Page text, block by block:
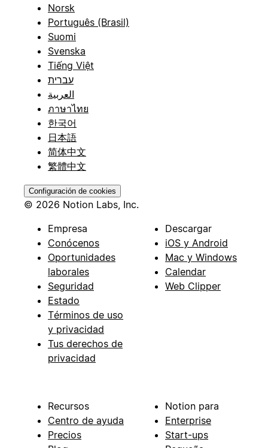
Norsk
Português (Brasil)
Suomi
Svenska
Tiếng Việt
עברית
العربية
ภาษาไทย
한국어
日本語
简体中文
繁體中文
Configuración de cookies
© 2026 Notion Labs, Inc.
Empresa
Conócenos
Oportunidades
laborales
Seguridad
Estado
Términos de uso
y privacidad
Tus derechos de
privacidad
Descargar
iOS y Android
Mac y Windows
Calendar
Web Clipper
Recursos
Centro de ayuda
Precios
Notion para
Enterprise
Start-ups